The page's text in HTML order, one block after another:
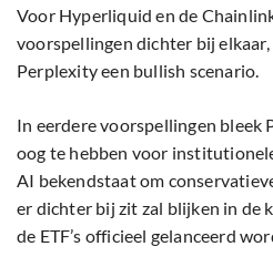
Voor Hyperliquid en de
voorspellingen dichter bij
Perplexity een bullish scenario.
In eerdere voorspellingen bleek
oog te hebben voor
AI bekendstaat om
er dichter bij zit zal blijken in de
de ETF’s officieel gelanceerd